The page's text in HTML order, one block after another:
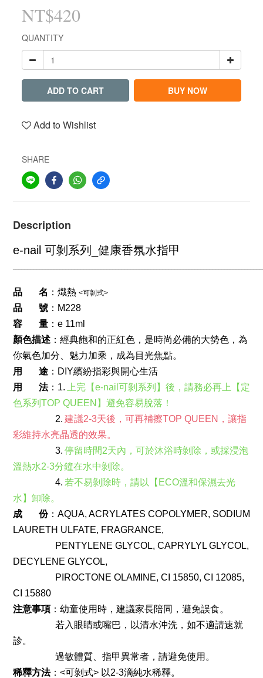
NT$420
QUANTITY
ADD TO CART BUY NOW
Add to Wishlist
SHARE
Description
e-nail 可剝系列 健康香氛水指甲
品       名 ：熾熱 <可剝式>
品       號 ：M228
容       量 ： e 11ml
顏色描述 ：經典飽和的正紅色，是時尚必備的大勢色，為
你氣色加分、魅力加乘，成為目光焦點。
用       途 ：DIY繽紛指彩與開心生活
用       法：1.
上完【e-nail可剝系列】後，請務必再上【定
色系列TOP QUEEN】避免容易脫落！
2. 建議2-3天後，可再補擦TOP QUEEN，讓指
彩維持水亮晶透的效果。
3. 停留時間2天內，可於沐浴時剝除，或採浸泡
溫熱水2-3分鐘在水中剝除。
4. 若不易剝除時，請以【ECO溫和保濕去光
水】卸除。
成       份：AQUA, ACRYLATES COPOLYMER, SODIUM
LAURETH ULFATE, FRAGRANCE,
DECYLENE GLYCOL,
                  PIROCTONE OLAMINE,
CI 15850, CI 12085,
CI 15880
注意事項 ：幼童使用時，建議家長陪同，避免誤食。
若入眼睛或嘴巴，以清水沖洗，如不適請速就
診。
過敏體質、指甲異常者，請避免使用。
稀釋方法：<可剝式> 以2-3滴純水稀釋。